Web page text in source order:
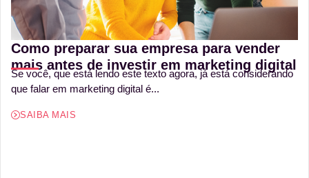
Como preparar sua empresa para vender
mais antes de investir em marketing digital
Se você, que está lendo este texto agora, já está considerando
que falar em marketing digital é...
SAIBA MAIS